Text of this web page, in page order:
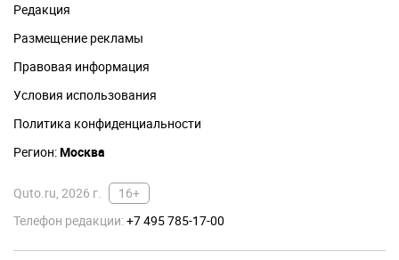
Редакция
Размещение рекламы
Правовая информация
Условия использования
Политика конфиденциальности
Регион:Москва
Quto.ru, 2026 г.
16+
Телефон редакции:+7 495 785-17-00